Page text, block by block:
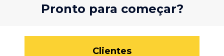
Pronto para começar?
Clientes